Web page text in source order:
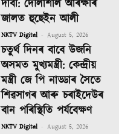
দাবী: দৌলাশাল আৰক্ষীৰ
জালত হুছেইন আলী
NKTV Digital - August 5, 2026
চতুৰ্থ দিনৰ বাবে উজনি
অসমত মুখ্যমন্ত্ৰী: কেন্দ্ৰীয়
মন্ত্ৰী জে পি নাড্ডাৰ সৈতে
শিৱসাগৰ আৰু চৰাইদেউৰ
বান পৰিস্থিতি পৰ্যবেক্ষণ
NKTV Digital - August 5, 2026